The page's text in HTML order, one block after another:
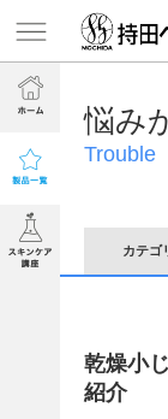
悩み
Trouble
カテゴ
乾燥小
紹介